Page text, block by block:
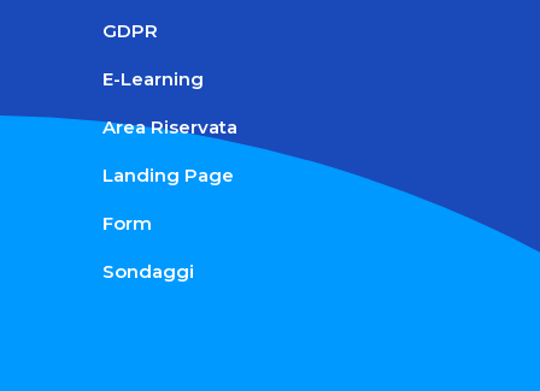
GDPR
E-Learning
Area Riservata
Landing Page
Form
Sondaggi